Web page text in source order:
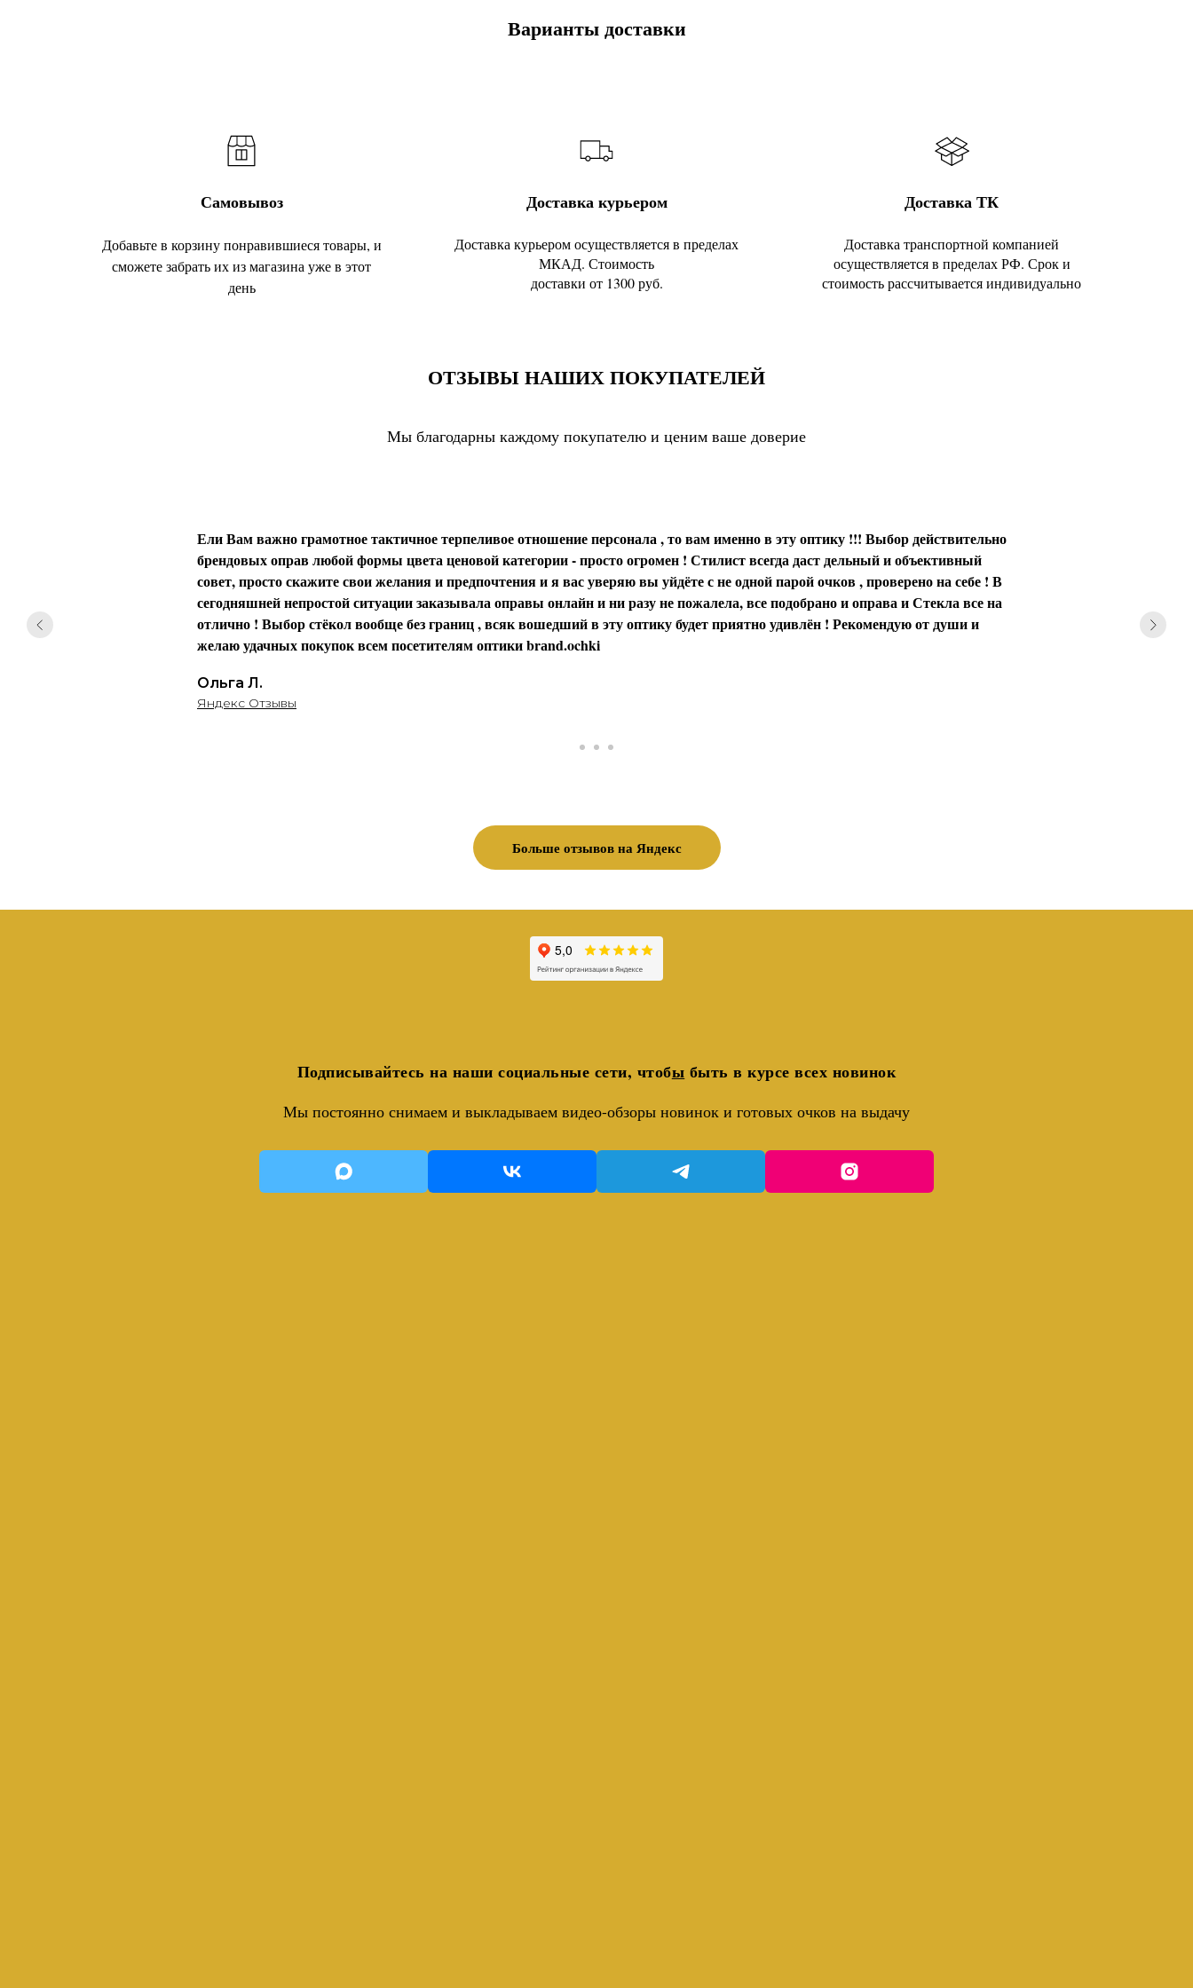
Варианты доставки
Самовывоз
Добавьте в корзину понравившиеся товары, и
сможете забрать их из магазина уже в этот
день
Доставка курьером
Доставка курьером осуществляется в пределах
МКАД. Стоимость
доставки от 1300 руб.
Доставка ТК
Доставка транспортной компанией
осуществляется в пределах РФ. Срок и
стоимость рассчитывается индивидуально
ОТЗЫВЫ НАШИХ ПОКУПАТЕЛЕЙ
Мы благодарны каждому покупателю и ценим ваше доверие
Ели Вам важно грамотное тактичное терпеливое отношение персонала , то вам именно в эту оптику !!! Выбор действительно
брендовых оправ любой формы цвета ценовой категории - просто огромен ! Стилист всегда даст дельный и объективный
совет, просто скажите свои желания и предпочтения и я вас уверяю вы уйдёте с не одной парой очков , проверено на себе ! В
сегодняшней непростой ситуации заказывала оправы онлайн и ни разу не пожалела, все подобрано и оправа и Стекла все на
отлично ! Выбор стёкол вообще без границ , всяк вошедший в эту оптику будет приятно удивлён ! Рекомендую от души и
желаю удачных покупок всем посетителям оптики brаnd.ochki
Ольга Л.
Яндекс Отзывы
Больше отзывов на Яндекс
Подписывайтесь на наши социальные сети, чтобы быть в курсе всех новинок
Мы постоянно снимаем и выкладываем видео-обзоры новинок и готовых очков на выдачу